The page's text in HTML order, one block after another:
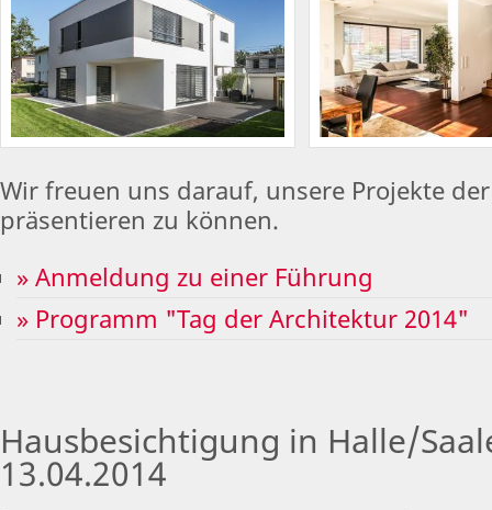
Wir freuen uns darauf, unsere Projekte
präsentieren zu können.
» Anmeldung zu einer Führung
» Programm "Tag der Architektur 2014"
Hausbesichtigung in Halle/
13.04.2014